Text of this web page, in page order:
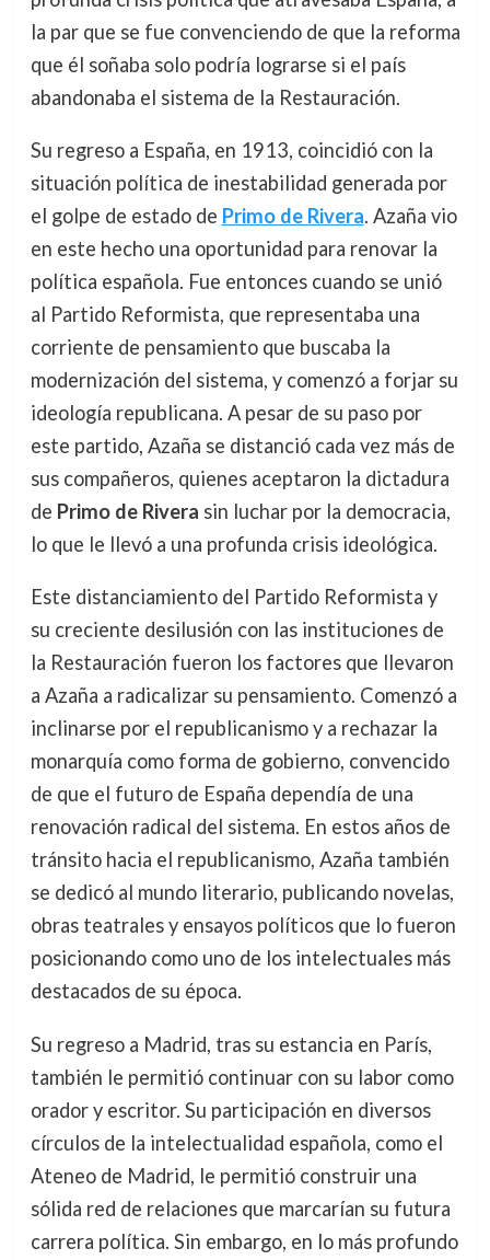
la par que se fue convenciendo de que la reforma
que él soñaba solo podría lograrse si el país
abandonaba el sistema de la Restauración.
Su regreso a España, en 1913, coincidió con la
situación política de inestabilidad generada por
el golpe de estado de Primo de Rivera. Azaña vio
en este hecho una oportunidad para renovar la
política española. Fue entonces cuando se unió
al Partido Reformista, que representaba una
corriente de pensamiento que buscaba la
modernización del sistema, y comenzó a forjar su
ideología republicana. A pesar de su paso por
este partido, Azaña se distanció cada vez más de
sus compañeros, quienes aceptaron la dictadura
de Primo de Rivera sin luchar por la democracia,
lo que le llevó a una profunda crisis ideológica.
Este distanciamiento del Partido Reformista y
su creciente desilusión con las instituciones de
la Restauración fueron los factores que llevaron
a Azaña a radicalizar su pensamiento. Comenzó a
inclinarse por el republicanismo y a rechazar la
monarquía como forma de gobierno, convencido
de que el futuro de España dependía de una
renovación radical del sistema. En estos años de
tránsito hacia el republicanismo, Azaña también
se dedicó al mundo literario, publicando novelas,
obras teatrales y ensayos políticos que lo fueron
posicionando como uno de los intelectuales más
destacados de su época.
Su regreso a Madrid, tras su estancia en París,
también le permitió continuar con su labor como
orador y escritor. Su participación en diversos
círculos de la intelectualidad española, como el
Ateneo de Madrid, le permitió construir una
sólida red de relaciones que marcarían su futura
carrera política. Sin embargo, en lo más profundo